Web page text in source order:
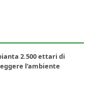
2.500 ettari di
l’ambiente